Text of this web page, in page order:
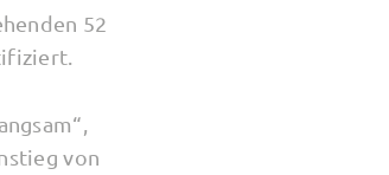
52
von